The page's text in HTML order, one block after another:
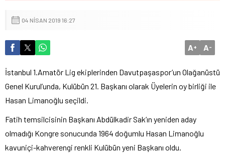
04 NISAN 2019 16:27
A+ A-
İstanbul 1.Amatör Lig ekiplerinden Davutpaşaspor’un Olağanüstü
Genel Kurul’unda, Kulübün 21. Başkanı olarak Üyelerin oy birliği ile
Hasan Limanoğlu seçildi.
Fatih temsilcisinin Başkanı Abdülkadir Sak’ın yeniden aday
olmadığı Kongre sonucunda 1964 doğumlu Hasan Limanoğlu
kavuniçi-kahverengi renkli Kulübün yeni Başkanı oldu.